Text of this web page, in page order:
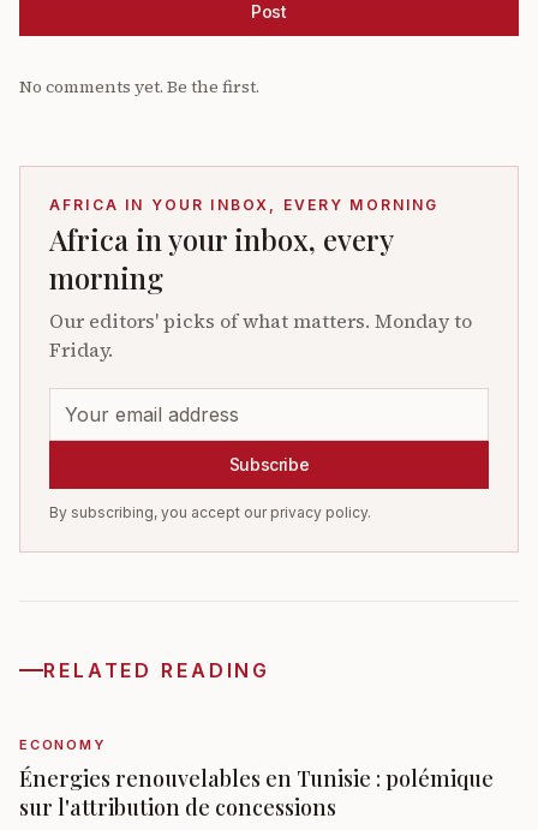
Post
No comments yet. Be the first.
AFRICA IN YOUR INBOX, EVERY MORNING
Africa in your inbox, every
morning
Our editors' picks of what matters. Monday to
Friday.
Subscribe
By subscribing, you accept our privacy policy.
RELATED READING
ECONOMY
Énergies renouvelables en Tunisie : polémique
sur l'attribution de concessions